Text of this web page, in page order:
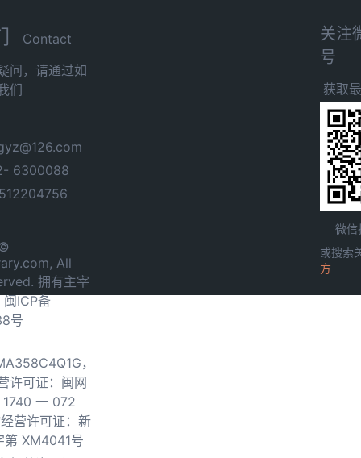
Contact
问，请通过如
们
6300088
All
拥有主宰
闽ICP备
号
，
许可证：闽网
一 072
营许可证：新
第 XM4041号
关注
号
获取
微信
或搜索
方